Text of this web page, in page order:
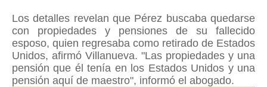
Los detalles revelan que Pérez buscaba quedarse
con propiedades y pensiones de su fallecido
esposo, quien regresaba como retirado de Estados
Unidos, afirmó Villanueva. "Las propiedades y una
pensión que él tenía en los Estados Unidos y una
pensión aquí de maestro", informó el abogado.